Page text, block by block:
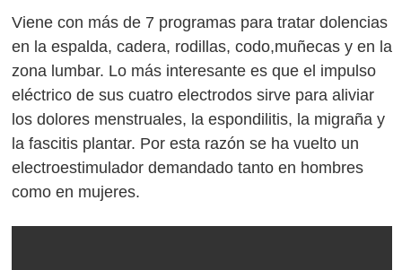
Viene con más de 7 programas para tratar dolencias
en la espalda, cadera, rodillas, codo,muñecas y en la
zona lumbar. Lo más interesante es que el impulso
eléctrico de sus cuatro electrodos sirve para aliviar
los dolores menstruales, la espondilitis, la migraña y
la fascitis plantar. Por esta razón se ha vuelto un
electroestimulador demandado tanto en hombres
como en mujeres.